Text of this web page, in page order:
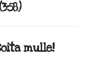
mulle!